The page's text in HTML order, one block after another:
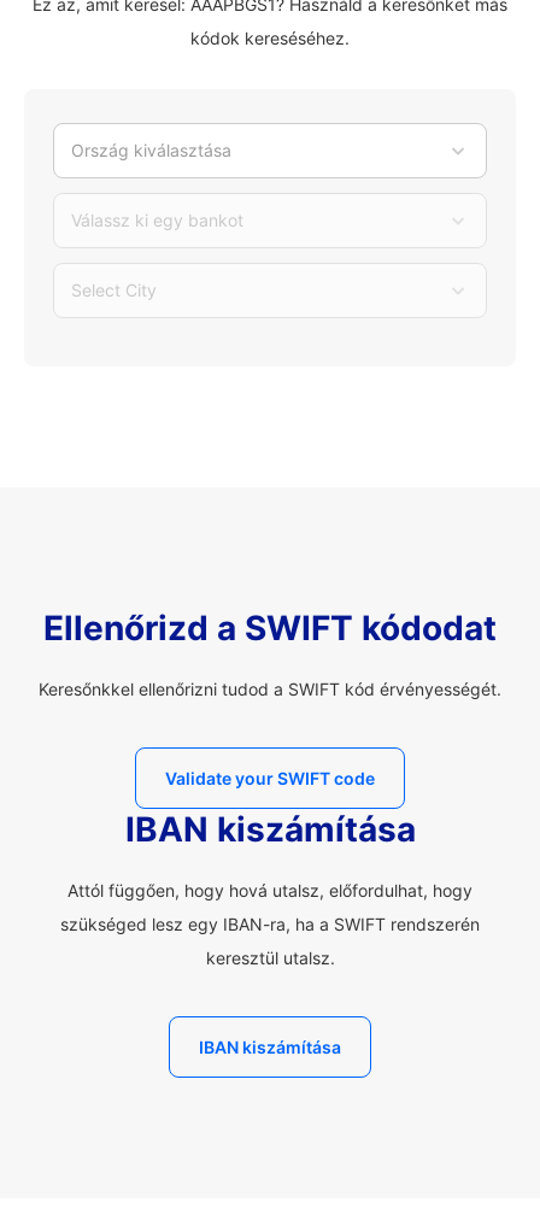
Ez az, amit keresel: AAAPBGS1? Használd a keresőnket más
kódok kereséséhez.
Ország kiválasztása
Válassz ki egy bankot
Select City
Ellenőrizd a SWIFT kódodat
Keresőnkkel ellenőrizni tudod a SWIFT kód érvényességét.
Validate your SWIFT code
IBAN kiszámítása
Attól függően, hogy hová utalsz, előfordulhat, hogy
szükséged lesz egy IBAN-ra, ha a SWIFT rendszerén
keresztül utalsz.
IBAN kiszámítása